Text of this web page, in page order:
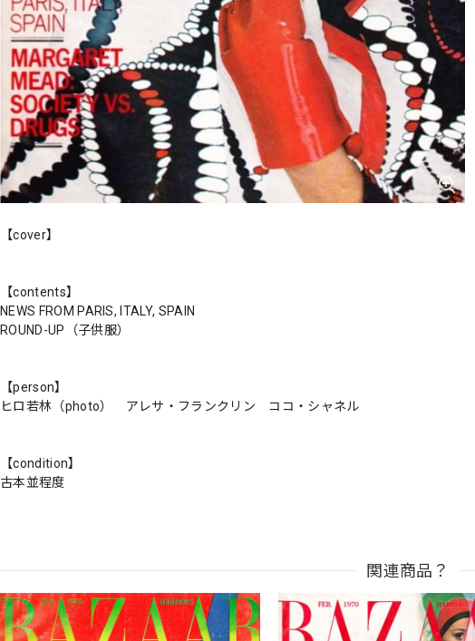
【cover】
【contents】
NEWS FROM PARIS, ITALY, SPAIN
ROUND-UP（子供服）
【person】
ヒロ若林（photo） アレサ・フランクリン ココ・シャネル
【condition】
古本並程度
関連商品？